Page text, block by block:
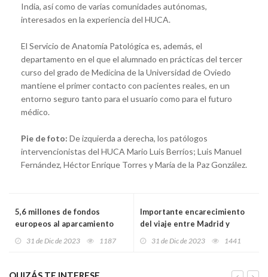
India, así como de varias comunidades autónomas,
interesados en la experiencia del HUCA.
El Servicio de Anatomía Patológica es, además, el
departamento en el que el alumnado en prácticas del tercer
curso del grado de Medicina de la Universidad de Oviedo
mantiene el primer contacto con pacientes reales, en un
entorno seguro tanto para el usuario como para el futuro
médico.
Pie de foto: De izquierda a derecha, los patólogos
intervencionistas del HUCA Mario Luis Berríos; Luis Manuel
Fernández, Héctor Enrique Torres y María de la Paz González.
5,6 millones de fondos
europeos al aparcamiento
31 de Dic de 2023 1187
Importante encarecimiento
del viaje entre Madrid y
31 de Dic de 2023 1441